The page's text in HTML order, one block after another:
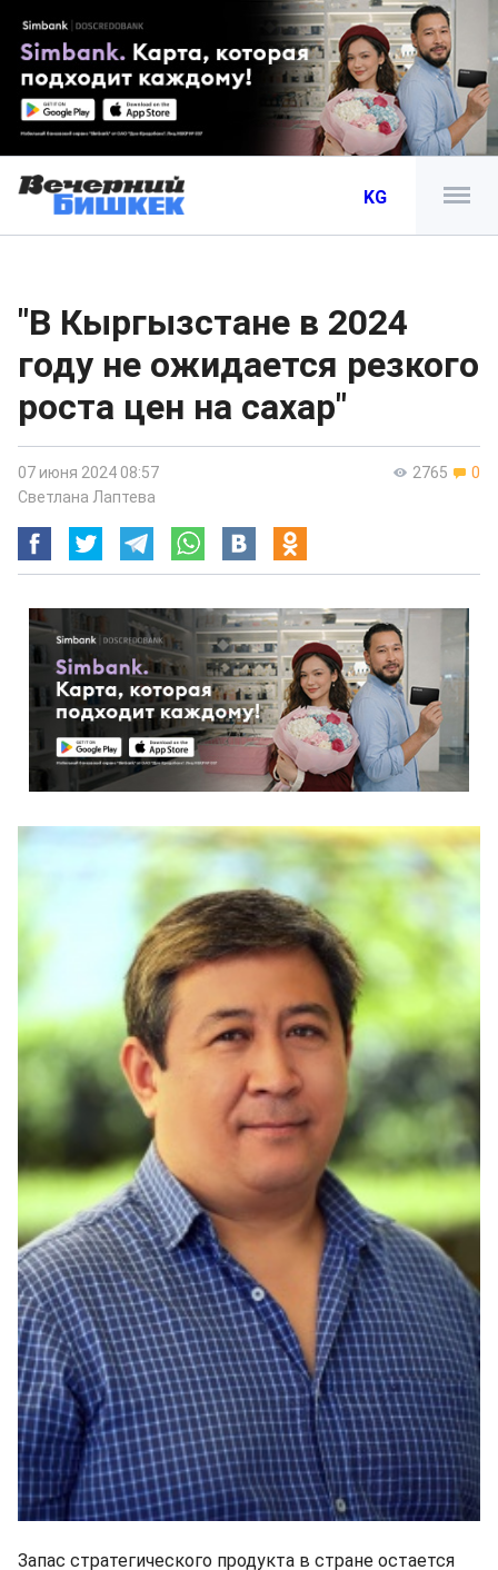
KG
"В Кыргызстане в 2024
году не ожидается резкого
роста цен на сахар"
2765 0
07 июня 2024 08:57
Светлана Лаптева
Запас стратегического продукта в стране остается